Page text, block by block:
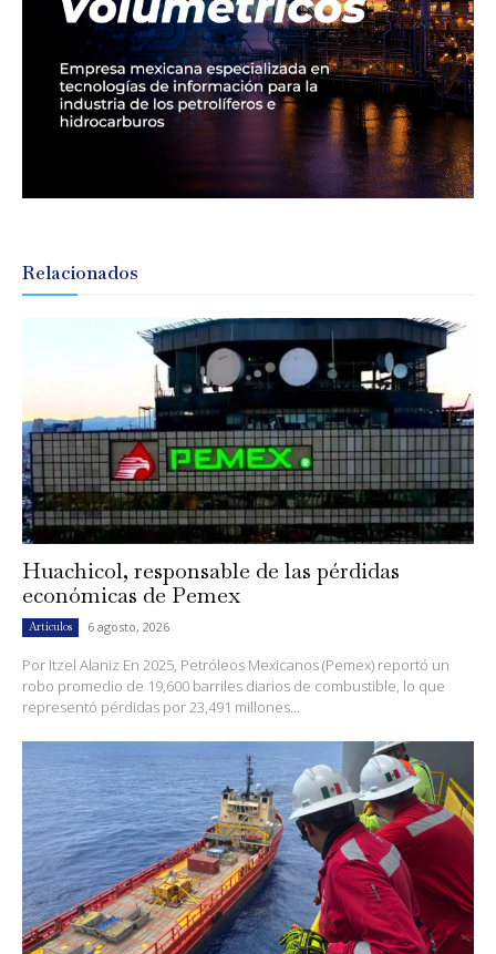
Relacionados
Huachicol, responsable de las pérdidas
económicas de Pemex
Artículos 6 agosto, 2026
Por Itzel Alaniz En 2025, Petróleos Mexicanos (Pemex) reportó un
robo promedio de 19,600 barriles diarios de combustible, lo que
representó pérdidas por 23,491 millones...